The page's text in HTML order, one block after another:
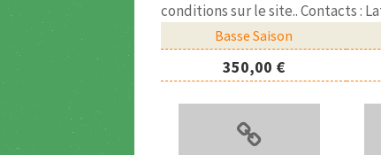
conditions sur le site.. Contacts :
Basse Saison
350,00 €